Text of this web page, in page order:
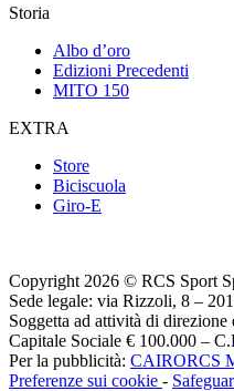
Storia
Albo d’oro
Edizioni Precedenti
MITO 150
EXTRA
Store
Biciscuola
Giro-E
Copyright 2026 © RCS Sport
Sede legale: via Rizzoli, 8 –
Soggetta ad attività di
Capitale Sociale € 100.000 –
Per la pubblicità: CAIRORCS
Preferenze sui cookie -